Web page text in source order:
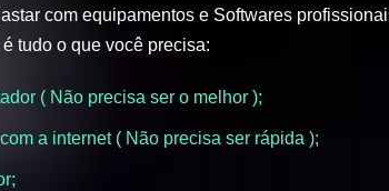
com equipamentos e Softwares
tudo o que você precisa:
( Não precisa ser o melhor );
a internet ( Não precisa ser rápida );